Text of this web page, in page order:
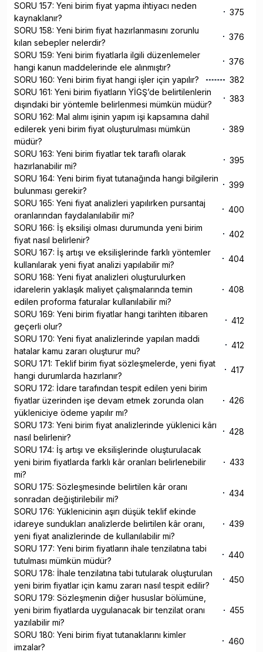
SORU 157: Yeni birim fiyat yapma ihtiyacı neden
kaynaklanır?
375
SORU 158: Yeni birim fiyat hazırlanmasını zorunlu
kılan sebepler nelerdir?
376
SORU 159: Yeni birim fiyatlarla ilgili düzenlemeler
hangi kanun maddelerinde ele alınmıştır?
376
SORU 160: Yeni birim fiyat hangi işler için yapılır?
382
SORU 161: Yeni birim fiyatların YİGŞ’de belirtilenlerin
dışındaki bir yöntemle belirlenmesi mümkün müdür?
383
SORU 162: Mal alımı işinin yapım işi kapsamına dahil
edilerek yeni birim fiyat oluşturulması mümkün
müdür?
389
SORU 163: Yeni birim fiyatlar tek taraflı olarak
hazırlanabilir mi?
395
SORU 164: Yeni birim fiyat tutanağında hangi bilgilerin
bulunması gerekir?
399
SORU 165: Yeni fiyat analizleri yapılırken pursantaj
oranlarından faydalanılabilir mi?
400
SORU 166: İş eksilişi olması durumunda yeni birim
fiyat nasıl belirlenir?
402
SORU 167: İş artışı ve eksilişlerinde farklı yöntemler
kullanılarak yeni fiyat analizi yapılabilir mi?
404
SORU 168: Yeni fiyat analizleri oluşturulurken
idarelerin yaklaşık maliyet çalışmalarında temin
edilen proforma faturalar kullanılabilir mi?
408
SORU 169: Yeni birim fiyatlar hangi tarihten itibaren
geçerli olur?
412
SORU 170: Yeni fiyat analizlerinde yapılan maddi
hatalar kamu zararı oluşturur mu?
412
SORU 171: Teklif birim fiyat sözleşmelerde, yeni fiyat
hangi durumlarda hazırlanır?
417
SORU 172: İdare tarafından tespit edilen yeni birim
fiyatlar üzerinden işe devam etmek zorunda olan
yükleniciye ödeme yapılır mı?
426
SORU 173: Yeni birim fiyat analizlerinde yüklenici kârı
nasıl belirlenir?
428
SORU 174: İş artışı ve eksilişlerinde oluşturulacak
yeni birim fiyatlarda farklı kâr oranları belirlenebilir
mi?
433
SORU 175: Sözleşmesinde belirtilen kâr oranı
sonradan değiştirilebilir mi?
434
SORU 176: Yüklenicinin aşırı düşük teklif ekinde
idareye sundukları analizlerde belirtilen kâr oranı,
yeni fiyat analizlerinde de kullanılabilir mi?
439
SORU 177: Yeni birim fiyatların ihale tenzilatına tabi
tutulması mümkün müdür?
440
SORU 178: İhale tenzilatına tabi tutularak oluşturulan
yeni birim fiyatlar için kamu zararı nasıl tespit edilir?
450
SORU 179: Sözleşmenin diğer hususlar bölümüne,
yeni birim fiyatlarda uygulanacak bir tenzilat oranı
yazılabilir mi?
455
SORU 180: Yeni birim fiyat tutanaklarını kimler
imzalar?
460